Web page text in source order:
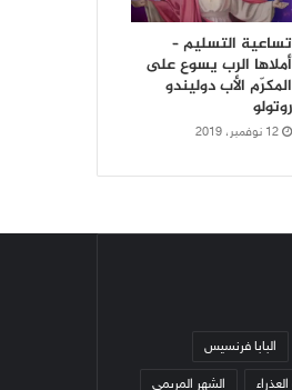
تساعية التسليم –
أملاها الرب يسوع على
المكرّم الأب دوليندو
روتولو
12 نوفمبر، 2019
البابا فرنسيس
الشهر المريمي